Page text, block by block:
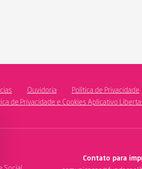
Ouvidoria Política de Privacidade
de Privacidade e Cookies Aplicativo
Contato para